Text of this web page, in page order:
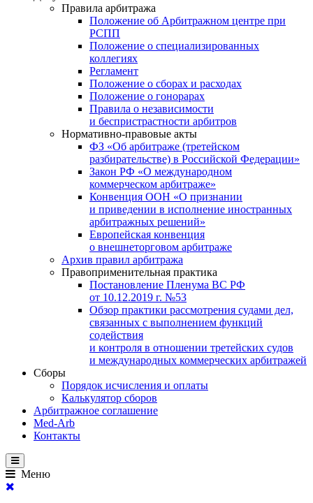
Правила арбитража
Положение об Арбитражном центре при
РСПП
Положение о специализированных
коллегиях
Регламент
Положение о сборах и расходах
Положение о гонорарах
Правила о независимости
и беспристрастности арбитров
Нормативно-правовые акты
ФЗ «Об арбитраже (третейском
разбирательстве) в Российской Федерации»
Закон РФ «О международном
коммерческом арбитраже»
Конвенция ООН «О признании
и приведении в исполнение иностранных
арбитражных решений»
Европейская конвенция
о внешнеторговом арбитраже
Архив правил арбитража
Правоприменительная практика
Постановление Пленума ВС РФ
от 10.12.2019 г. №53
Обзор практики рассмотрения судами дел,
связанных с выполнением функций
содействия
и контроля в отношении третейских судов
и международных коммерческих арбитражей
Сборы
Порядок исчисления и оплаты
Калькулятор сборов
Арбитражное соглашение
Med-Arb
Контакты
Меню